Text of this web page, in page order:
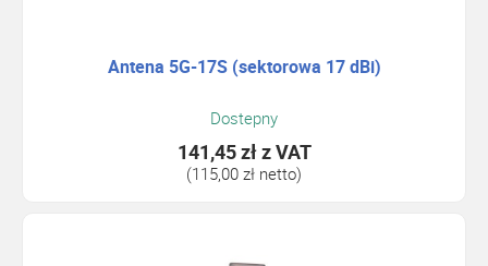
Antena 5G-17S (sektorowa 17 dBi)
Dostepny
141,45 złz VAT
(115,00 zł netto)